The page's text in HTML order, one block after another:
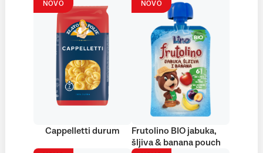
NOVO
Cappelletti durum
NOVO
Frutolino BIO jabuka,
šljiva & banana pouch